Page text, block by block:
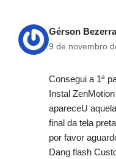
Gérson Bezerra
9 de novembro
Consegui a 1ª
Instal
apareceU
final da tela
por favor
Dang flash